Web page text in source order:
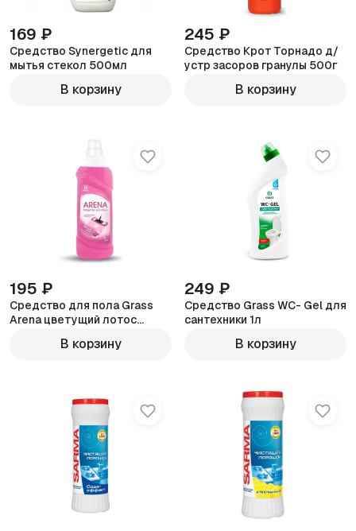
169 ₽
Средство Synergetic для
мытья стекол 500мл
В корзину
245 ₽
Средство Крот Торнадо д/
устр засоров гранулы 500г
В корзину
195 ₽
Средство для пола Grass
Arena цветущий лотос
В корзину
249 ₽
Средство Grass WC- Gel для
сантехники 1л
В корзину